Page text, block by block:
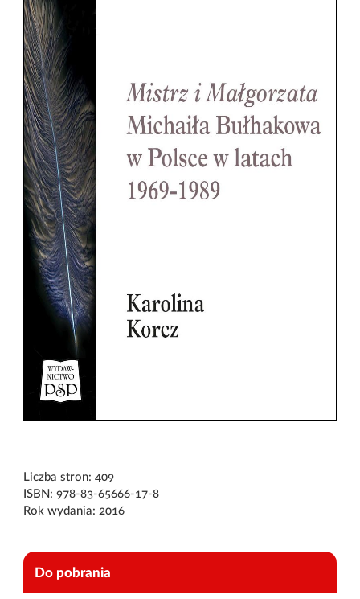
Liczba stron: 409
ISBN: 978-83-65666-17-8
Rok wydania: 2016
Do pobrania